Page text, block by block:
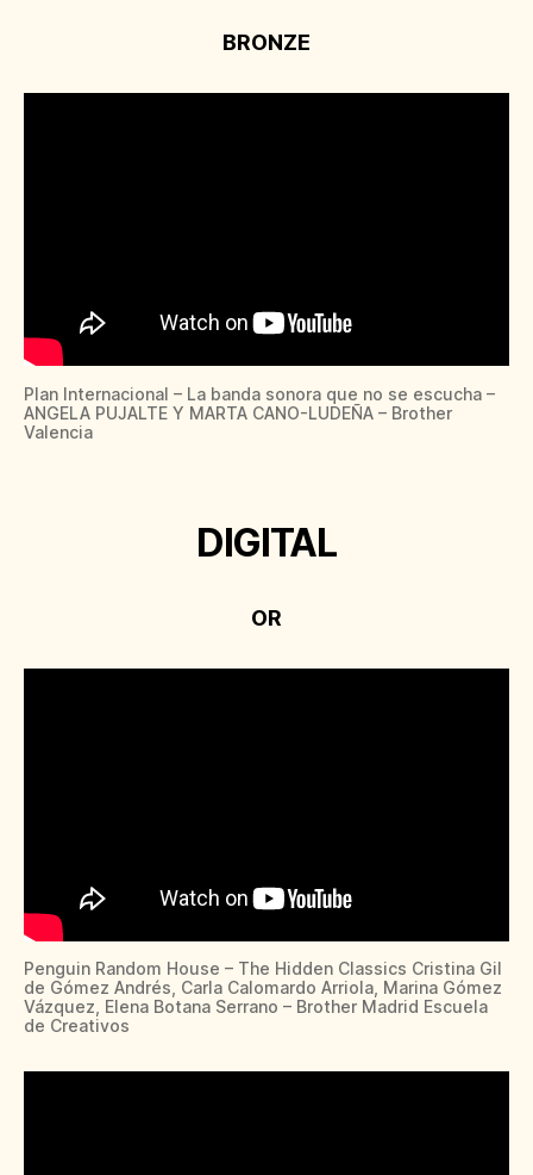
BRONZE
Plan Internacional – La banda sonora que no se escucha –
ANGELA PUJALTE Y MARTA CANO-LUDEÑA – Brother
Valencia
DIGITAL
OR
Penguin Random House – The Hidden Classics Cristina Gil
de Gómez Andrés, Carla Calomardo Arriola, Marina Gómez
Vázquez, Elena Botana Serrano – Brother Madrid Escuela
de Creativos